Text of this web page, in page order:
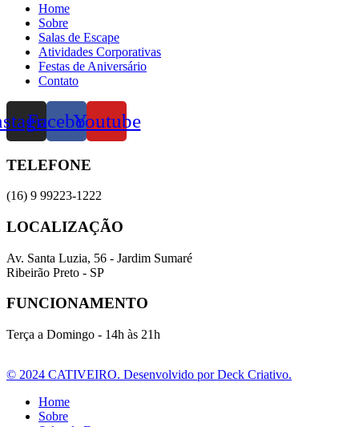
Home
Sobre
Salas de Escape
Atividades Corporativas
Festas de Aniversário
Contato
FacebookYoutube
TELEFONE
(16) 9 99223-1222
LOCALIZAÇÃO
Av. Santa Luzia, 56 - Jardim Sumaré
Ribeirão Preto - SP
FUNCIONAMENTO
Terça a Domingo - 14h às 21h
© 2024 CATIVEIRO. Desenvolvido por Deck Criativo.
Home
Sobre